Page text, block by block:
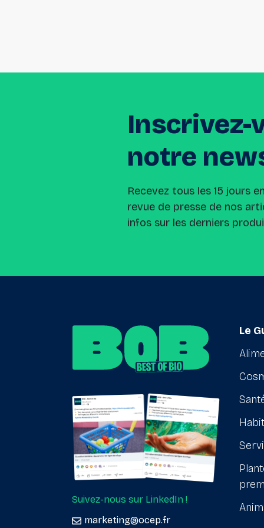
Inscrivez-
notre
Recevez tous les 15 jours
revue de presse de nos
infos sur les derniers
Suivez-nous sur LinkedIn !
marketing@ocep.fr
Le